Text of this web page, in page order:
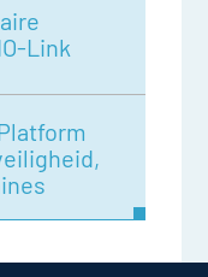
Link